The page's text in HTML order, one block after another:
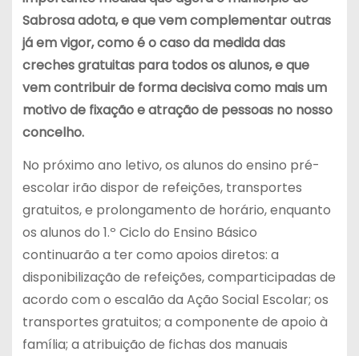
Sabrosa adota, e que vem complementar outras
já em vigor, como é o caso da medida das
creches gratuitas para todos os alunos, e que
vem contribuir de forma decisiva como mais um
motivo de fixação e atração de pessoas no nosso
concelho.
No próximo ano letivo, os alunos do ensino pré-
escolar irão dispor de refeições, transportes
gratuitos, e prolongamento de horário, enquanto
os alunos do 1.º Ciclo do Ensino Básico
continuarão a ter como apoios diretos: a
disponibilização de refeições, comparticipadas de
acordo com o escalão da Ação Social Escolar; os
transportes gratuitos; a componente de apoio à
família; a atribuição de fichas dos manuais